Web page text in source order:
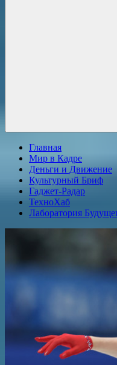
Главная
Мир в Кадре
Деньги и Движение
Культурный Бриф
Гаджет-Радар
ТехноХаб
Лаборатория